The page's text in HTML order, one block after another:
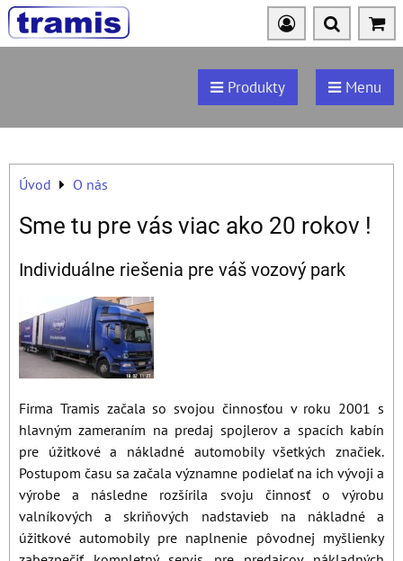
Produkty Menu
Úvod O nás
Sme tu pre vás viac ako 20 rokov !
Individuálne riešenia pre váš vozový park
Firma Tramis začala so svojou činnosťou v roku 2001 s
hlavným zameraním na predaj spojlerov a spacích kabín
pre úžitkové a nákladné automobily všetkých značiek.
Postupom času sa začala významne podielať na ich vývoji a
výrobe a následne rozšírila svoju činnosť o výrobu
valníkových a skriňových nadstavieb na nákladné a
úžitkové automobily pre naplnenie pôvodnej myšlienky